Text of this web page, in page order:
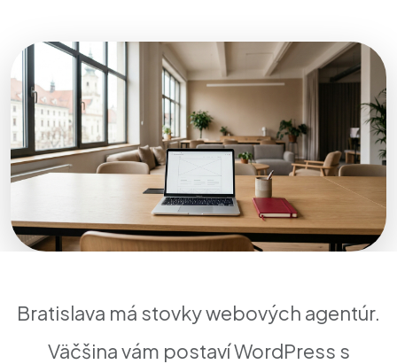
Bratislava má stovky webových agentúr.
Väčšina vám postaví WordPress s